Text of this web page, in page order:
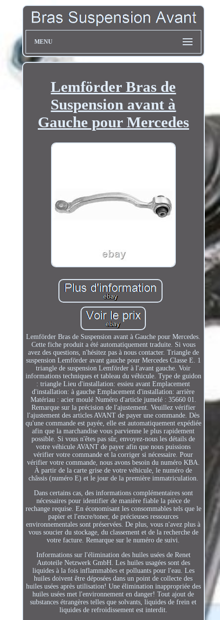
MENU
Lemförder Bras de
Suspension avant à
Gauche pour Mercedes
Lemförder Bras de Suspension avant à Gauche pour Mercedes.
Cette fiche produit a été automatiquement traduite. Si vous
avez des questions, n'hésitez pas à nous contacter. Triangle de
suspension Lemförder avant gauche pour Mercedes Classe E. 1
triangle de suspension Lemförder à l'avant gauche. Voir
informations techniques et tableau du véhicule. Type de guidon
: triangle Lieu d'installation: essieu avant Emplacement
d'installation: à gauche Emplacement d'installation: arrière
Matériau : acier moulé Numéro d'article jumelé : 35660 01.
Remarque sur la précision de l'ajustement. Veuillez vérifier
l'ajustement des articles AVANT de payer une commande. Dès
qu'une commande est payée, elle est automatiquement expédiée
afin que la marchandise vous parvienne le plus rapidement
possible. Si vous n'êtes pas sûr, envoyez-nous les détails de
votre véhicule AVANT de payer afin que nous puissions
vérifier votre commande et la corriger si nécessaire. Pour
vérifier votre commande, nous avons besoin du numéro KBA.
À partir de la carte grise de votre véhicule, le numéro de
châssis (numéro E) et le jour de la première immatriculation.
Dans certains cas, des informations complémentaires sont
nécessaires pour identifier de manière fiable la pièce de
rechange requise. En économisant les consommables tels que le
papier et l'encre/toner, de précieuses ressources
environnementales sont préservées. De plus, vous n'avez plus à
vous soucier du stockage, du classement et de la recherche de
votre facture. Remarque sur le numéro de suivi.
Informations sur l'élimination des huiles usées de Renet
Autoteile Netzwerk GmbH. Les huiles usagées sont des
liquides à la fois inflammables et polluants pour l'eau. Les
huiles doivent être déposées dans un point de collecte des
huiles usées après utilisation! Une élimination inappropriée des
huiles usées met l'environnement en danger! Tout ajout de
substances étrangères telles que solvants, liquides de frein et
liquides de refroidissement est interdit.